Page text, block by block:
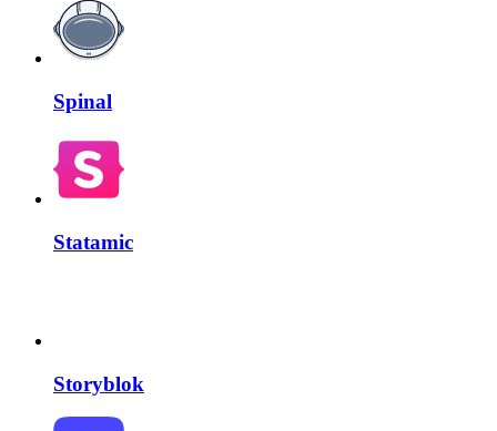
Spinal
Statamic
Storyblok